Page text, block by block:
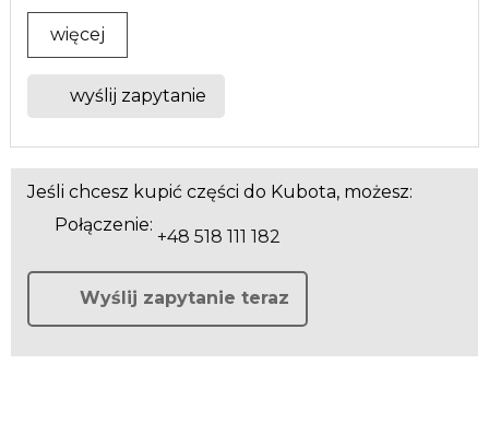
więcej
wyślij zapytanie
Jeśli chcesz kupić części do Kubota, możesz:
Połączenie:
+48 518 111 182
Wyślij zapytanie teraz